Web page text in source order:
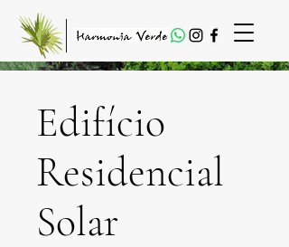
Edifício
Residencial
Solar